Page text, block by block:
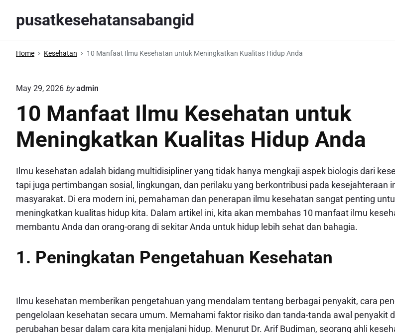
pusatkesehatansabangid
Home Kesehatan 10 Manfaat Ilmu Kesehatan untuk Meningkatkan Kualitas Hidup Anda
May 29, 2026 by admin
10 Manfaat Ilmu Kesehatan untuk
Meningkatkan Kualitas Hidup Anda
Ilmu kesehatan adalah bidang multidisipliner yang tidak hanya mengkaji aspek biologis dari
tapi juga pertimbangan sosial, lingkungan, dan perilaku yang berkontribusi pada kesejahteraan
masyarakat. Di era modern ini, pemahaman dan penerapan ilmu kesehatan sangat penting
meningkatkan kualitas hidup kita. Dalam artikel ini, kita akan membahas 10 manfaat ilmu
membantu Anda dan orang-orang di sekitar Anda untuk hidup lebih sehat dan bahagia.
1. Peningkatan Pengetahuan Kesehatan
Ilmu kesehatan memberikan pengetahuan yang mendalam tentang berbagai penyakit, cara
pengelolaan kesehatan secara umum. Memahami faktor risiko dan tanda-tanda awal penyakit
perubahan besar dalam cara kita menjalani hidup. Menurut Dr. Arif Budiman, seorang ahli